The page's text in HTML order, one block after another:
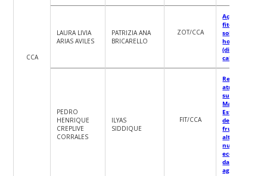
CCA
LAURA LIVIA
ARIAS AVILES
PATRIZIA ANA
BRICARELLO
ZOT/CCA
Ação in vitro
fitoinseticidas
sobre
hominivorax
(diptera:
calliphoridae)
PEDRO
HENRIQUE
CREPLIVE
CORRALES
ILYAS
SIDDIQUE
FIT/CCA
Restauração
através do uso
sustentável da
Mata
de pomares de
frutas nativas
alto valor
nutritivo e
ecológico
da facilitação
agroflorestal.